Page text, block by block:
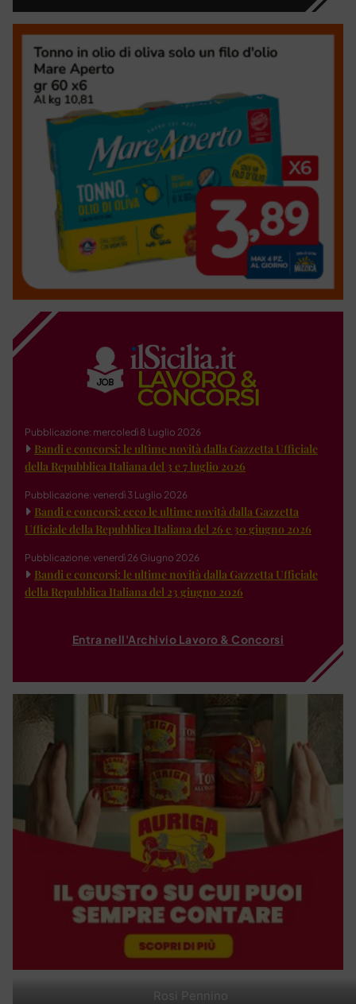
Rosi Pennino
Pubblicazione: mercoledì 8 Luglio 2026
Bandi e concorsi: le ultime novità dalla Gazzetta Ufficiale
della Repubblica Italiana del 3 e 7 luglio 2026
Pubblicazione: venerdì 3 Luglio 2026
Bandi e concorsi: ecco le ultime novità dalla Gazzetta
Ufficiale della Repubblica Italiana del 26 e 30 giugno 2026
Pubblicazione: venerdì 26 Giugno 2026
Bandi e concorsi: le ultime novità dalla Gazzetta Ufficiale
della Repubblica Italiana del 23 giugno 2026
Entra nell'Archivio Lavoro & Concorsi